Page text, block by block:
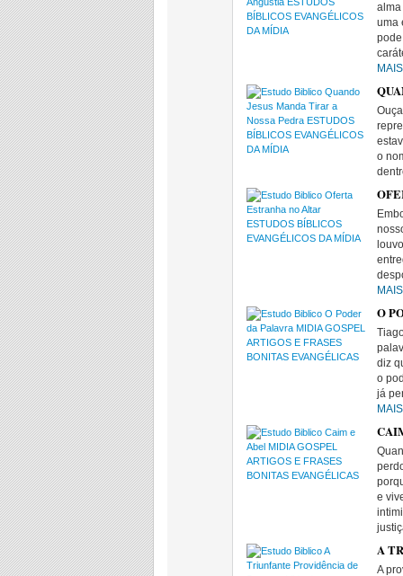
uma
MAIS
o
MAIS
O
diz
o
já
MAIS
e
A
A